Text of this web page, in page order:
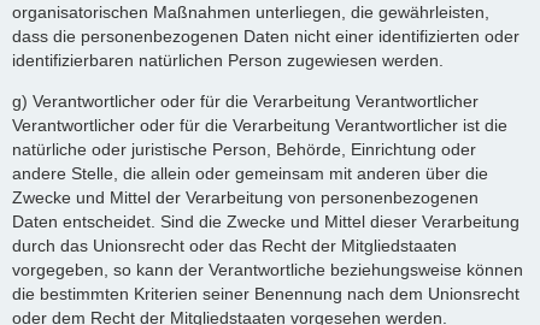
organisatorischen Maßnahmen unterliegen, die gewährleisten,
dass die personenbezogenen Daten nicht einer identifizierten oder
identifizierbaren natürlichen Person zugewiesen werden.
g) Verantwortlicher oder für die Verarbeitung Verantwortlicher
Verantwortlicher oder für die Verarbeitung Verantwortlicher ist die
natürliche oder juristische Person, Behörde, Einrichtung oder
andere Stelle, die allein oder gemeinsam mit anderen über die
Zwecke und Mittel der Verarbeitung von personenbezogenen
Daten entscheidet. Sind die Zwecke und Mittel dieser Verarbeitung
durch das Unionsrecht oder das Recht der Mitgliedstaaten
vorgegeben, so kann der Verantwortliche beziehungsweise können
die bestimmten Kriterien seiner Benennung nach dem Unionsrecht
oder dem Recht der Mitgliedstaaten vorgesehen werden.